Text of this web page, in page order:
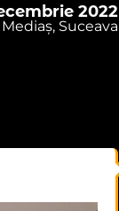
2022
Suceava